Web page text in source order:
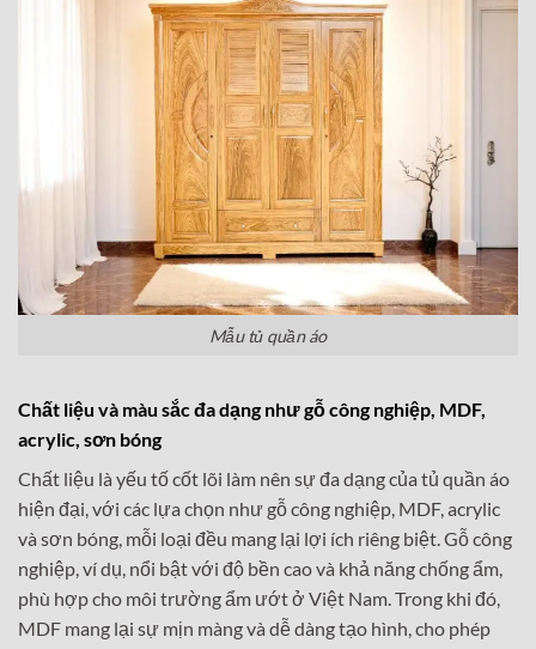
Mẫu tủ quần áo
Chất liệu và màu sắc đa dạng như gỗ công nghiệp, MDF,
acrylic, sơn bóng
Chất liệu là yếu tố cốt lõi làm nên sự đa dạng của tủ quần áo
hiện đại, với các lựa chọn như gỗ công nghiệp, MDF, acrylic
và sơn bóng, mỗi loại đều mang lại lợi ích riêng biệt. Gỗ công
nghiệp, ví dụ, nổi bật với độ bền cao và khả năng chống ẩm,
phù hợp cho môi trường ẩm ướt ở Việt Nam. Trong khi đó,
MDF mang lại sự mịn màng và dễ dàng tạo hình, cho phép